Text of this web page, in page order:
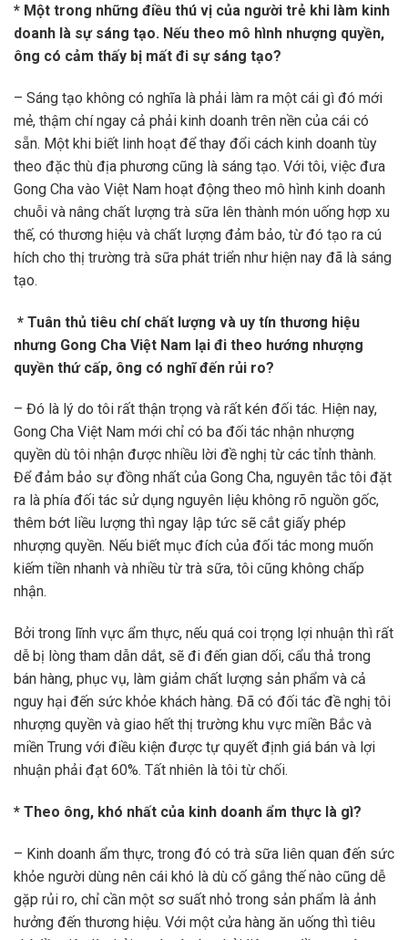
* Một trong những điều thú vị của người trẻ khi làm kinh
doanh là sự sáng tạo. Nếu theo mô hình nhượng quyền,
ông có cảm thấy bị mất đi sự sáng tạo?
– Sáng tạo không có nghĩa là phải làm ra một cái gì đó mới
mẻ, thậm chí ngay cả phải kinh doanh trên nền của cái có
sẵn. Một khi biết linh hoạt để thay đổi cách kinh doanh tùy
theo đặc thù địa phương cũng là sáng tạo. Với tôi, việc đưa
Gong Cha vào Việt Nam hoạt động theo mô hình kinh doanh
chuỗi và nâng chất lượng trà sữa lên thành món uống hợp xu
thế, có thương hiệu và chất lượng đảm bảo, từ đó tạo ra cú
hích cho thị trường trà sữa phát triển như hiện nay đã là sáng
tạo.
* Tuân thủ tiêu chí chất lượng và uy tín thương hiệu
nhưng Gong Cha Việt Nam lại đi theo hướng nhượng
quyền thứ cấp, ông có nghĩ đến rủi ro?
– Đó là lý do tôi rất thận trọng và rất kén đối tác. Hiện nay,
Gong Cha Việt Nam mới chỉ có ba đối tác nhận nhượng
quyền dù tôi nhận được nhiều lời đề nghị từ các tỉnh thành.
Để đảm bảo sự đồng nhất của Gong Cha, nguyên tắc tôi đặt
ra là phía đối tác sử dụng nguyên liệu không rõ nguồn gốc,
thêm bớt liều lượng thì ngay lập tức sẽ cắt giấy phép
nhượng quyền. Nếu biết mục đích của đối tác mong muốn
kiếm tiền nhanh và nhiều từ trà sữa, tôi cũng không chấp
nhận.
Bởi trong lĩnh vực ẩm thực, nếu quá coi trọng lợi nhuận thì rất
dễ bị lòng tham dẫn dắt, sẽ đi đến gian dối, cẩu thả trong
bán hàng, phục vụ, làm giảm chất lượng sản phẩm và cả
nguy hại đến sức khỏe khách hàng. Đã có đối tác đề nghị tôi
nhượng quyền và giao hết thị trường khu vực miền Bắc và
miền Trung với điều kiện được tự quyết định giá bán và lợi
nhuận phải đạt 60%. Tất nhiên là tôi từ chối.
* Theo ông, khó nhất của kinh doanh ẩm thực là gì?
– Kinh doanh ẩm thực, trong đó có trà sữa liên quan đến sức
khỏe người dùng nên cái khó là dù cố gắng thế nào cũng dễ
gặp rủi ro, chỉ cần một sơ suất nhỏ trong sản phẩm là ảnh
hưởng đến thương hiệu. Với một cửa hàng ăn uống thì tiêu